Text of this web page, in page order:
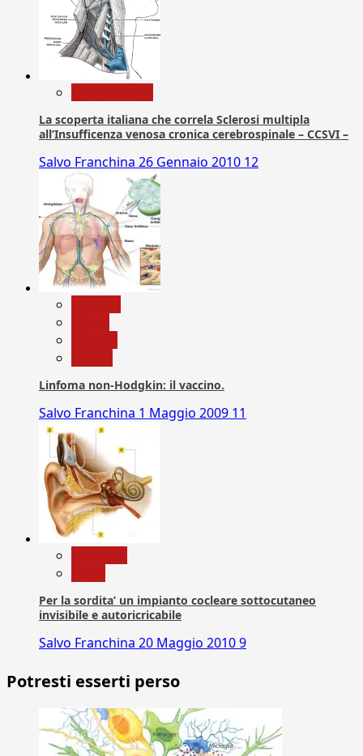
La scoperta italiana che correla Sclerosi multipla
all’Insufficenza venosa cronica cerebrospinale – CCSVI –
Salvo Franchina 26 Gennaio 2010 12
Linfoma non-Hodgkin: il vaccino.
Salvo Franchina 1 Maggio 2009 11
Per la sordita’ un impianto cocleare sottocutaneo
invisibile e autoricricabile
Salvo Franchina 20 Maggio 20109
Potresti esserti perso